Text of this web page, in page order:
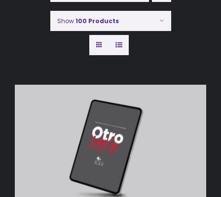
Show100 Products
AÑADIR AL CARRITO /